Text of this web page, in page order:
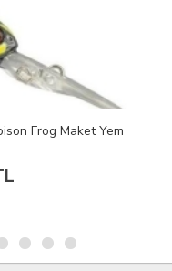
Frog Maket Yem